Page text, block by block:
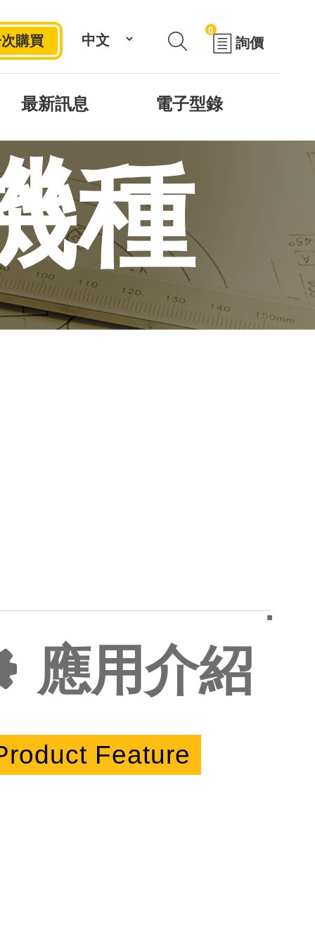
購買
0
詢價
最新訊息 電子型錄
種
應用介紹
Feature